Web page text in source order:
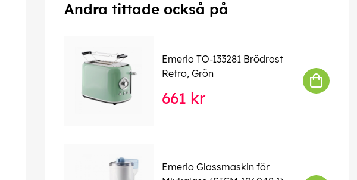
Andra tittade också på
Emerio TO-133281 Brödrost
Retro, Grön
661 kr
Emerio Glassmaskin för